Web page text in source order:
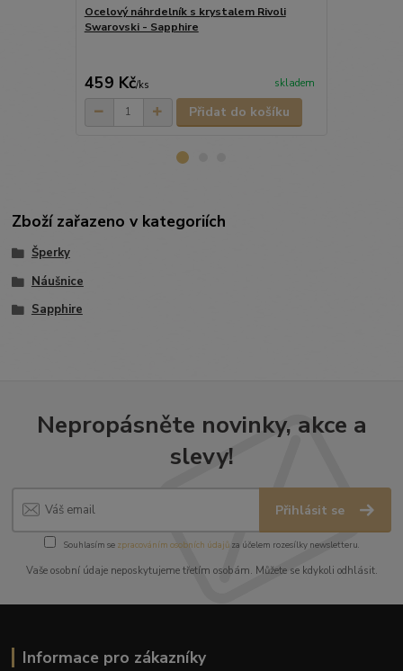
Ocelový náhrdelník s krystalem Rivoli
Swarovski - Sapphire
459 Kč/ks skladem
Přidat do košíku
Zboží zařazeno v kategoriích
Šperky
Náušnice
Sapphire
Nepropásněte novinky, akce a
slevy!
Přihlásit se
Souhlasím se zpracováním osobních údajůza účelem rozesílky newsletteru.
Vaše osobní údaje neposkytujeme třetím osobám. Můžete se kdykoli odhlásit.
Informace pro zákazníky